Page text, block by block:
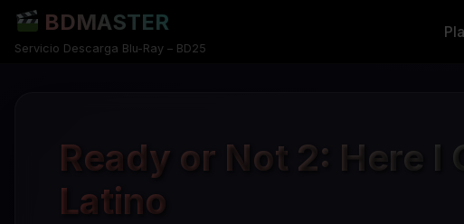
BDMASTER
Servicio Descarga Blu-Ray – BD25
Ready or Not 2: Here I
Latino